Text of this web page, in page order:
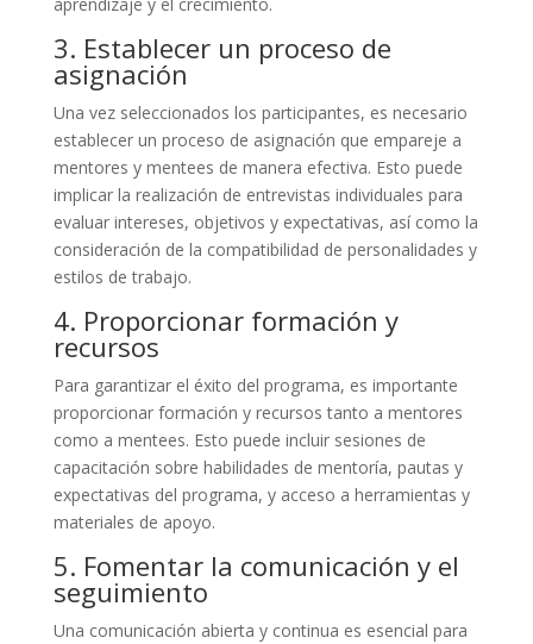
aprendizaje y el crecimiento.
3. Establecer un proceso de
asignación
Una vez seleccionados los participantes, es necesario
establecer un proceso de asignación que empareje a
mentores y mentees de manera efectiva. Esto puede
implicar la realización de entrevistas individuales para
evaluar intereses, objetivos y expectativas, así como la
consideración de la compatibilidad de personalidades y
estilos de trabajo.
4. Proporcionar formación y
recursos
Para garantizar el éxito del programa, es importante
proporcionar formación y recursos tanto a mentores
como a mentees. Esto puede incluir sesiones de
capacitación sobre habilidades de mentoría, pautas y
expectativas del programa, y acceso a herramientas y
materiales de apoyo.
5. Fomentar la comunicación y el
seguimiento
Una comunicación abierta y continua es esencial para